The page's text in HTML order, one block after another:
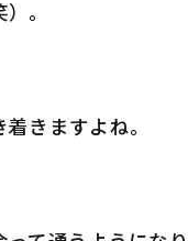
。
きますよね。